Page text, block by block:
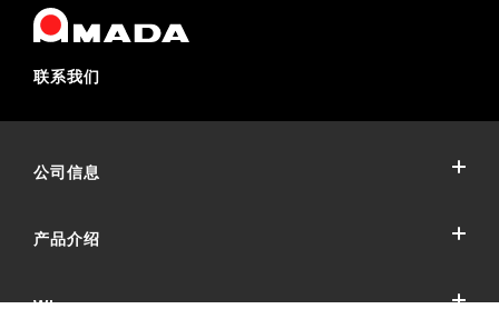
联系我们
公司信息
公司概要
产品介绍